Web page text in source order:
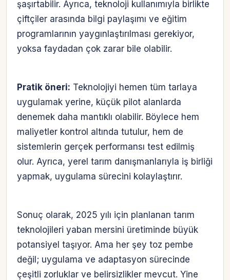
şaşırtabilir. Ayrıca, teknoloji kullanımıyla birlikte
çiftçiler arasında bilgi paylaşımı ve eğitim
programlarının yaygınlaştırılması gerekiyor,
yoksa faydadan çok zarar bile olabilir.
Pratik öneri: Teknolojiyi hemen tüm tarlaya
uygulamak yerine, küçük pilot alanlarda
denemek daha mantıklı olabilir. Böylece hem
maliyetler kontrol altında tutulur, hem de
sistemlerin gerçek performansı test edilmiş
olur. Ayrıca, yerel tarım danışmanlarıyla iş birliği
yapmak, uygulama sürecini kolaylaştırır.
Sonuç olarak, 2025 yılı için planlanan tarım
teknolojileri yaban mersini üretiminde büyük
potansiyel taşıyor. Ama her şey toz pembe
değil; uygulama ve adaptasyon sürecinde
çeşitli zorluklar ve belirsizlikler mevcut. Yine